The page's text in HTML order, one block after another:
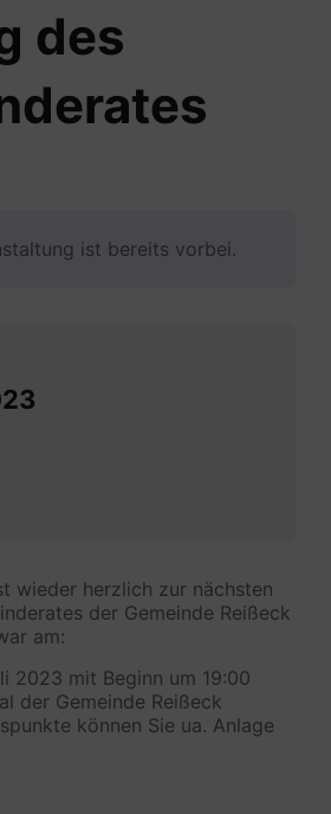
des
ist bereits vorbei.
wieder herzlich zur nächsten
der Gemeinde Reißeck
am:
2023 mit Beginn um 19:00
der Gemeinde Reißeck
können Sie ua. Anlage